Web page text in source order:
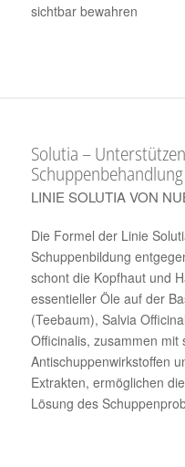
sichtbar bewahren
Solutia –
Schuppenbehandlung
LINIE SOLUTIA VON
Die Formel der Linie
Schuppenbildung
schont die Kopfhaut und
essentieller Öle auf der
(Teebaum), Salvia
Officinalis, zusammen mit
Antischuppenwirkstoffen
Extrakten, ermöglichen
Lösung des